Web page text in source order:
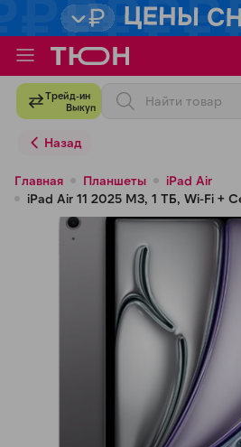
Трейд-ин
Выкуп
Назад
Главная Планшеты
iPad Air
iPad Air 11 2025 M3, 1 ТБ, Wi-Fi +
Для клиентов всех банков
Разбейте
оплатуна части
без переплат
График платежей
Добавляйте товары